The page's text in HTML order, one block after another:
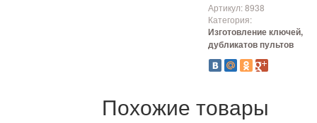
Артикул:8938
Категория:
Изготовление ключей,
дубликатов пультов
Похожие товары